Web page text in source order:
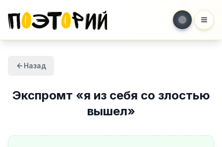
Назад
Экспромт «я из себя со злостью
вышел»